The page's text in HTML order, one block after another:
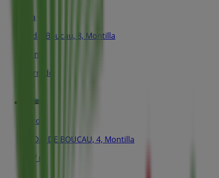
Dia
Avda. Boucau, 8, Montilla
85 m
Cerrado
Ford
AVDA. DE BOUCAU, 4, Montilla
117 m